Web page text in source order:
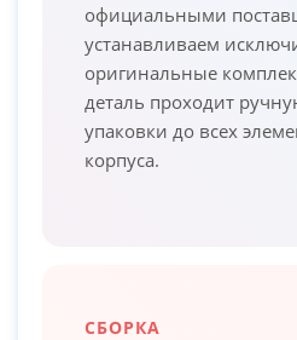
официальными
устанавливаем
оригинальные
деталь проходит
упаковки до всех
корпуса.
СБОРКА